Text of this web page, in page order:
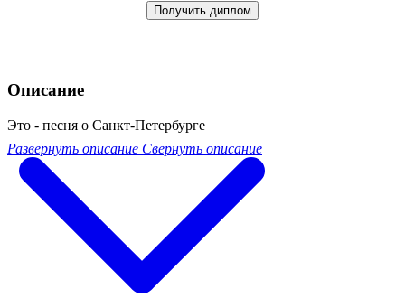
Получить диплом
Описание
Это - песня о Санкт-Петербурге
Развернуть описание Свернуть описание